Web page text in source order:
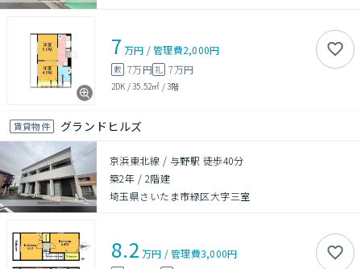
7 万円 /管理費2,000円
敷 7万円礼 7万円
2DK /35.52㎡ /3階
賃貸物件 グランドヒルズ
京浜東北線 / 与野駅 徒歩40分
築2年 / 2階建
埼玉県さいたま市緑区大字三室
8.2 万円 /管理費3,000円